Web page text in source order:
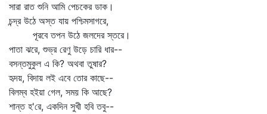
সারা রাত শুনি আমি পেচকের ডাক।
চন্দ্র উঠে অস্ত যায় পশ্চিমসাগরে,
পূরবে তপন উঠে জলদের স্তরে।
পাতা ঝরে, শুভ্র রেণু উড়ে চারি ধার--
বসন্তমুকুল এ কি? অথবা তুষার?
হৃদয়, বিদায় লই এবে তোর কাছে--
বিলম্ব হইয়া গেল, সময় কি আছে?
শান্ত হ'রে, একদিন সুখী হবি তবু--